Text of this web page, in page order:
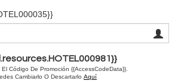
Código De Promoción {{AccessCodeData}}.
Cambiarlo O Descartarlo Aquí